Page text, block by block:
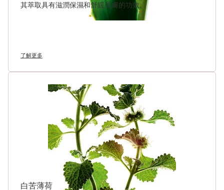
其萃取具有滋潤保濕和舒緩肌膚的功效。
了解更多
白苦薄荷